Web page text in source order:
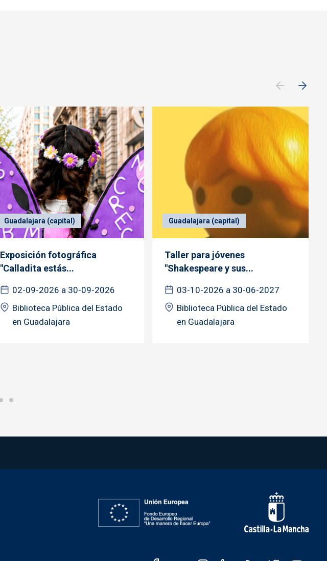
Guadalajara (capital)
Exposición fotográfica
"Calladita estás...
02-09-2026 a 30-09-2026
Biblioteca Pública del Estado
en Guadalajara
Guadalajara (capital)
Taller para jóvenes
"Shakespeare y sus...
03-10-2026 a 30-06-2027
Biblioteca Pública del Estado
en Guadalajara